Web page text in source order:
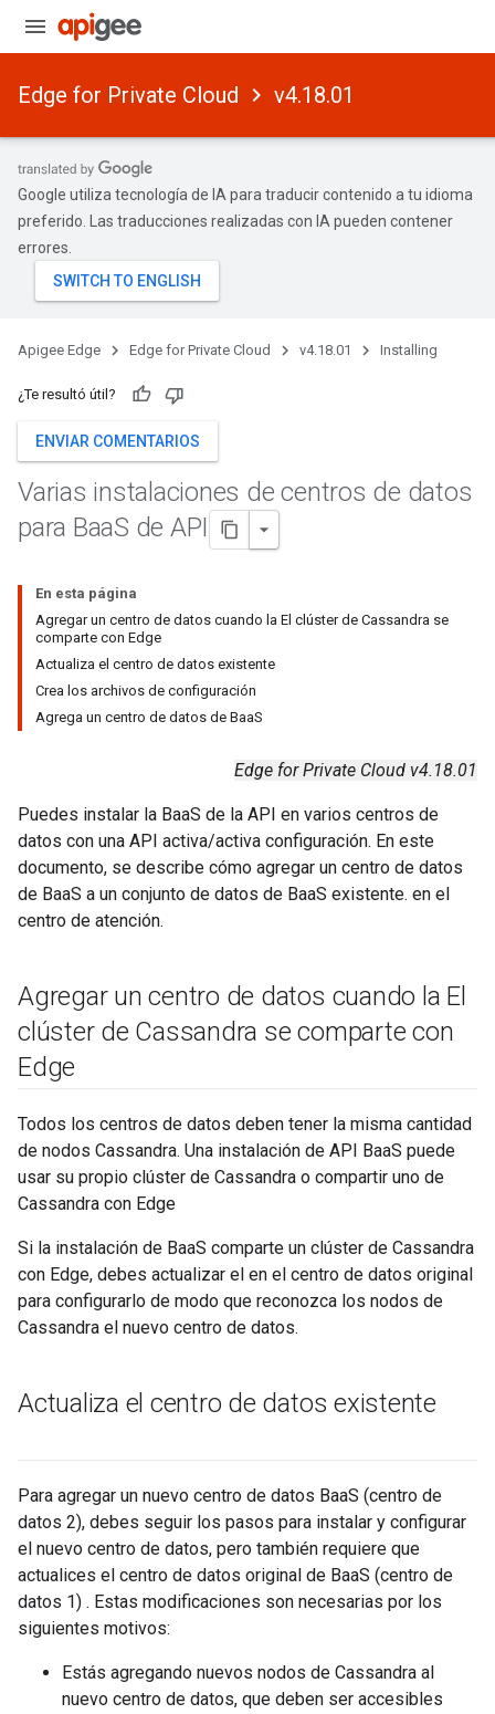
Edge for Private Cloud v4.18.01
Google utiliza tecnología de IA para traducir contenido a tu idioma
preferido. Las traducciones realizadas con IA pueden contener
errores.
Apigee Edge Edge for Private Cloud v4.18.01 Installing
¿Te resultó útil?
ENVIAR COMENTARIOS
Varias instalaciones de centros de datos
para BaaS de API
En esta página
Agregar un centro de datos cuando la El clúster de Cassandra se
comparte con Edge
Actualiza el centro de datos existente
Crea los archivos de configuración
Agrega un centro de datos de BaaS
Edge for Private Cloud v4.18.01
Puedes instalar la BaaS de la API en varios centros de
datos con una API activa/activa configuración. En este
documento, se describe cómo agregar un centro de datos
de BaaS a un conjunto de datos de BaaS existente. en el
centro de atención.
Agregar un centro de datos cuando la El
clúster de Cassandra se comparte con
Edge
Todos los centros de datos deben tener la misma cantidad
de nodos Cassandra. Una instalación de API BaaS puede
usar su propio clúster de Cassandra o compartir uno de
Cassandra con Edge
Si la instalación de BaaS comparte un clúster de Cassandra
con Edge, debes actualizar el en el centro de datos original
para configurarlo de modo que reconozca los nodos de
Cassandra el nuevo centro de datos.
Actualiza el centro de datos existente
Para agregar un nuevo centro de datos BaaS (centro de
datos 2), debes seguir los pasos para instalar y configurar
el nuevo centro de datos, pero también requiere que
actualices el centro de datos original de BaaS (centro de
datos 1) . Estas modificaciones son necesarias por los
siguientes motivos:
Estás agregando nuevos nodos de Cassandra al
nuevo centro de datos, que deben ser accesibles